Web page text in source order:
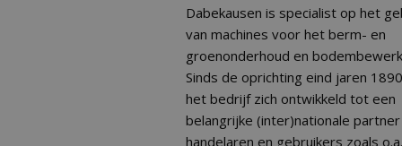
Dabekausen is specialist op het
van machines voor het berm- en
groenonderhoud en
Sinds de oprichting eind jaren
het bedrijf zich ontwikkeld tot een
belangrijke (inter)nationale
handelaren en gebruikers zoals o.a.